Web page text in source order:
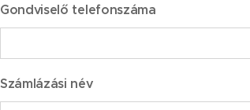
Gondviselő telefonszáma
Számlázási név